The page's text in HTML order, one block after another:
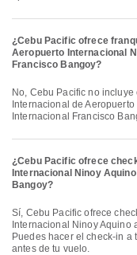
¿Cebu Pacific ofrece
Aeropuerto Internacional
Francisco Bangoy?
No, Cebu Pacific no incluye equipaje gratuito para los vuelos Nacional &
Internacional de
Internacional Francisco
¿Cebu Pacific ofrece
Internacional Ninoy
Bangoy?
Sí, Cebu Pacific ofrece check-in en línea para vuelos desde Aeropuerto
Internacional Ninoy Aquino
Puedes hacer el check-in
antes de tu vuelo.